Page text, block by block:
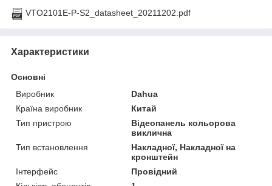
VTO2101E-P-S2_datasheet_20211202.pdf
Характеристики
Основні
Виробник
Dahua
Країна виробник
Китай
Тип пристрою
Відеопанель кольорова
виклична
Тип встановлення
Накладної, Накладної на
кронштейн
Інтерфейс
Провідний